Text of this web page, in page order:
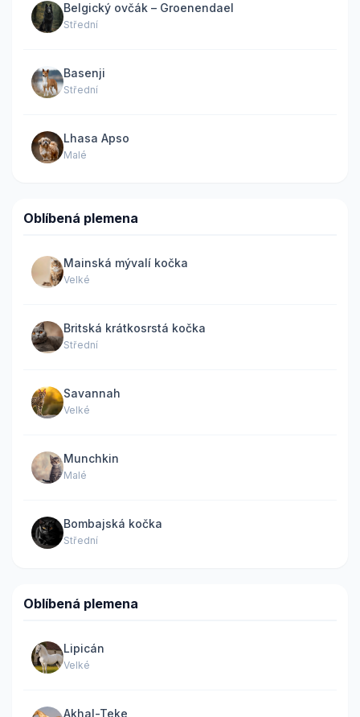
Belgický ovčák – Groenendael
Střední
Basenji
Střední
Lhasa Apso
Malé
Oblíbená plemena
Mainská mývalí kočka
Velké
Britská krátkosrstá kočka
Střední
Savannah
Velké
Munchkin
Malé
Bombajská kočka
Střední
Oblíbená plemena
Lipicán
Velké
Akhal-Teke